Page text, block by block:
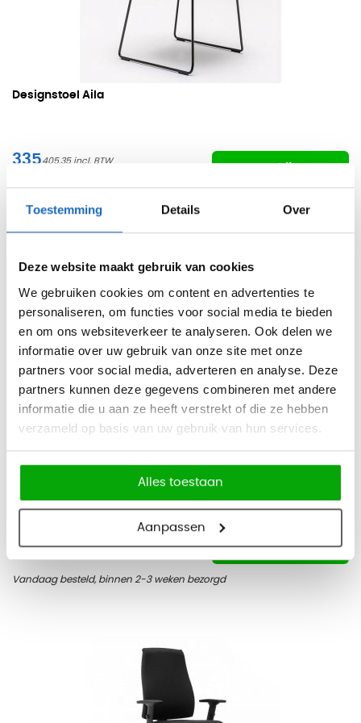
Toestemming Details Over
Deze website maakt gebruik van cookies
We gebruiken cookies om content en advertenties te
personaliseren, om functies voor social media te bieden
en om ons websiteverkeer te analyseren. Ook delen we
informatie over uw gebruik van onze site met onze
partners voor social media, adverteren en analyse. Deze
partners kunnen deze gegevens combineren met andere
informatie die u aan ze heeft verstrekt of die ze hebben
verzameld op basis van uw gebruik van hun services.
Alles toestaan
Aanpassen
Designstoel Aila
335405,35
Bekijk
Vandaag besteld, binnen 2-3 weken bezorgd